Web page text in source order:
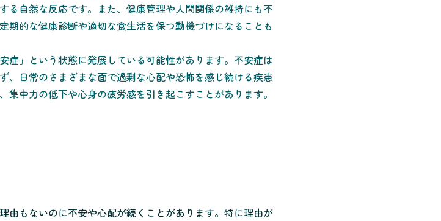
る自然な反応です。また、健康管理や人間関係の維持にも不
期的な健康診断や適切な食生活を保つ動機づけになることも
症」という状態に発展している可能性があります。不安症は
、日常のさまざまな面で過剰な心配や恐怖を感じ続ける疾患
中力の低下や心身の疲労感を引き起こすことがあります。
由もないのに不安や心配が続くことがあります。特に理由が